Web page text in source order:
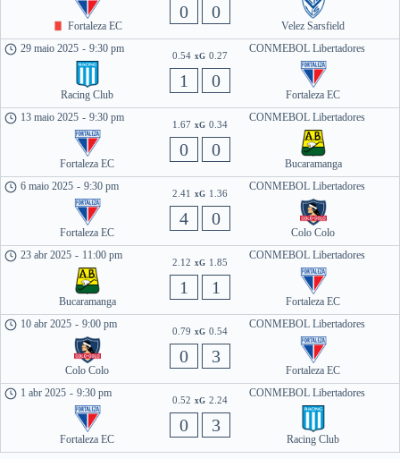
Fortaleza EC
0 0
Velez Sarsfield
CONMEBOL Libertadores
29 maio 2025 - 9:30 pm
Racing Club
0.54 xG 0.27
1 0
Fortaleza EC
CONMEBOL Libertadores
13 maio 2025 - 9:30 pm
Fortaleza EC
1.67 xG 0.34
0 0
Bucaramanga
CONMEBOL Libertadores
6 maio 2025 - 9:30 pm
Fortaleza EC
2.41 xG 1.36
4 0
Colo Colo
CONMEBOL Libertadores
23 abr 2025 - 11:00 pm
Bucaramanga
2.12 xG 1.85
1 1
Fortaleza EC
CONMEBOL Libertadores
10 abr 2025 - 9:00 pm
Colo Colo
0.79 xG 0.54
0 3
Fortaleza EC
CONMEBOL Libertadores
1 abr 2025 - 9:30 pm
Fortaleza EC
0.52 xG 2.24
0 3
Racing Club